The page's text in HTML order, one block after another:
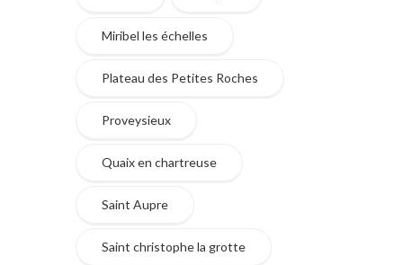
Miribel les échelles
Plateau des Petites Roches
Proveysieux
Quaix en chartreuse
Saint Aupre
Saint christophe la grotte